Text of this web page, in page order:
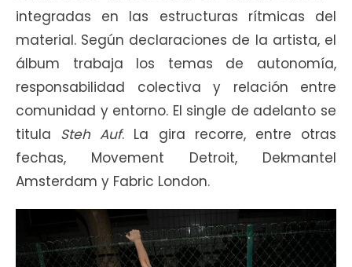
integradas en las estructuras rítmicas del
material. Según declaraciones de la artista, el
álbum trabaja los temas de autonomía,
responsabilidad colectiva y relación entre
comunidad y entorno. El single de adelanto se
titula Steh Auf. La gira recorre, entre otras
fechas, Movement Detroit, Dekmantel
Amsterdam y Fabric London.